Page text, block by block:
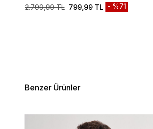
2.799,99 TL 799,99 TL %71
Benzer Ürünler